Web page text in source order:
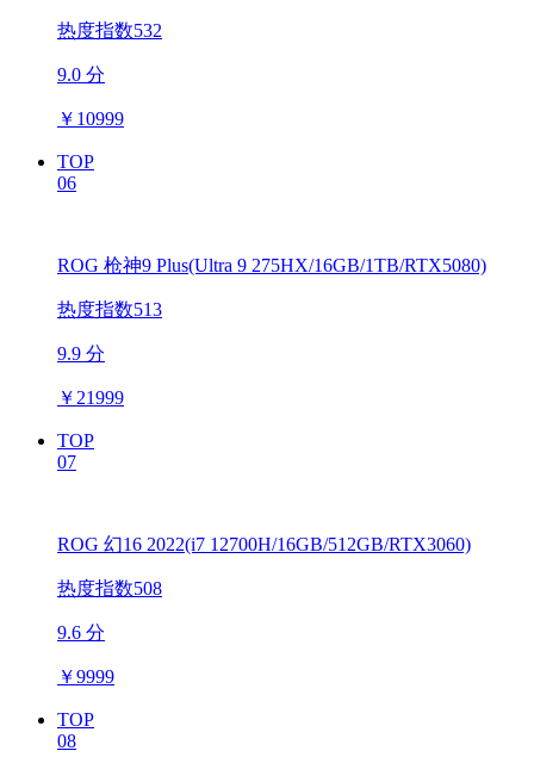
热度指数532
9.0 分
￥ 10999
TOP
06
ROG 枪神9 Plus(Ultra 9 275HX/16GB/1TB/RTX5080)
热度指数513
9.9 分
￥ 21999
TOP
07
ROG 幻16 2022(i7 12700H/16GB/512GB/RTX3060)
热度指数508
9.6 分
￥9999
TOP
08